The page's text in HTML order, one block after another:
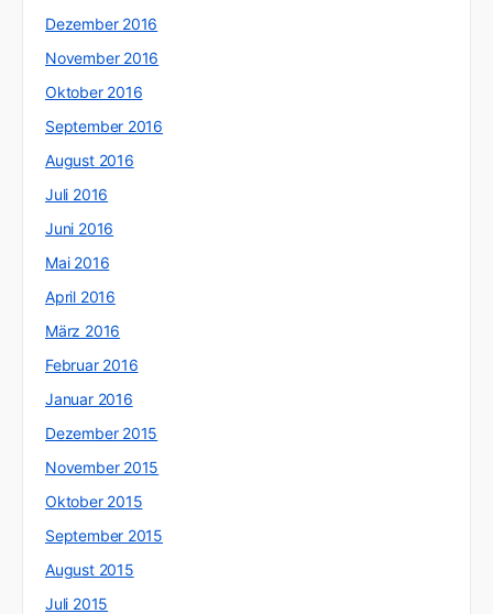
Dezember 2016
November 2016
Oktober 2016
September 2016
August 2016
Juli 2016
Juni 2016
Mai 2016
April 2016
März 2016
Februar 2016
Januar 2016
Dezember 2015
November 2015
Oktober 2015
September 2015
August 2015
Juli 2015